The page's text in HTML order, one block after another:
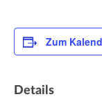
Zum
Details